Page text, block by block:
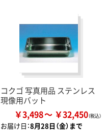
コクゴ 写真用品 ステンレス
現像用バット
￥3,498 ￥32,450
お届け日：8月28日（金）まで